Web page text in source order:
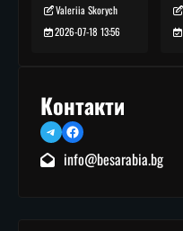
Valeriia Skorych
2026-07-18 13:56
Контакти
TelegramFacebook
info@besarabia.bg